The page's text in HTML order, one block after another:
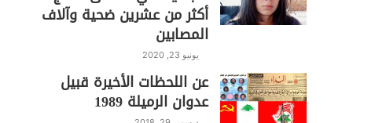
أكثر من عشرين ضحية وآلاف
المصابين
يونيو 23, 2020
عن اللحظات الأخيرة قبيل
عدوان الرميلة 1989